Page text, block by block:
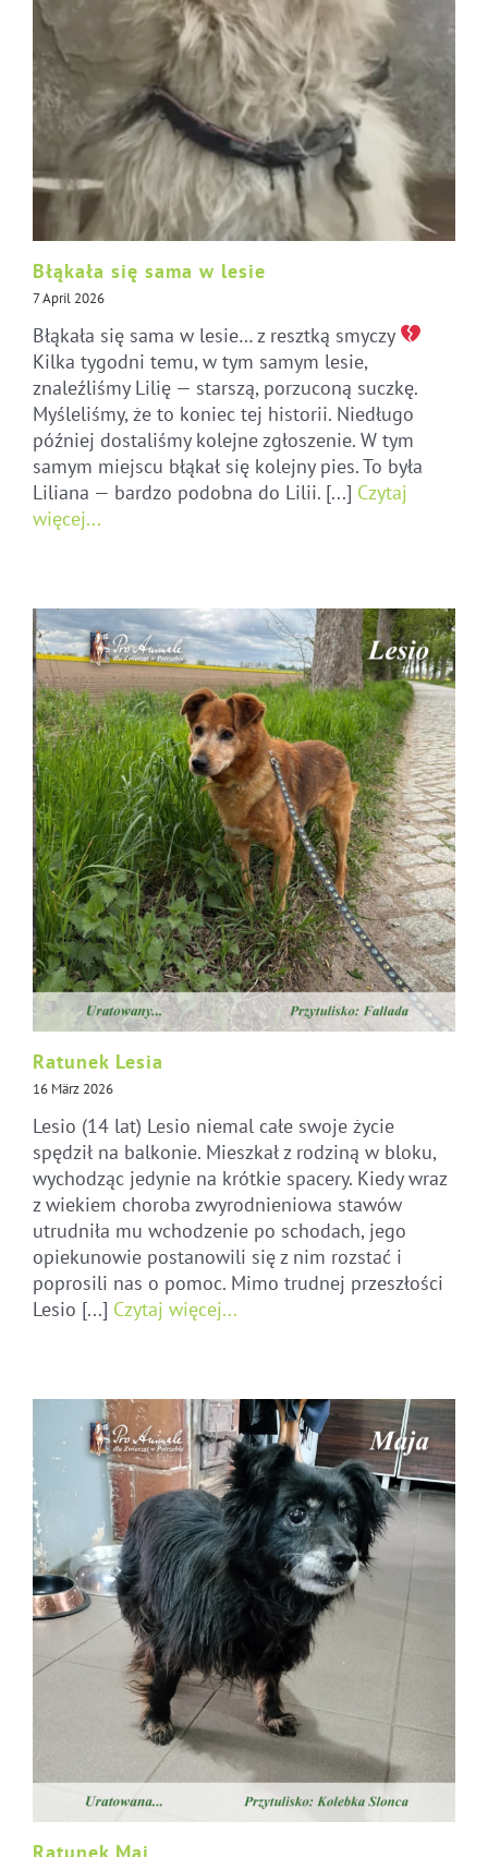
Błąkała się sama w lesie
7 April 2026
Błąkała się sama w lesie… z resztką smyczy
Kilka tygodni temu, w tym samym lesie,
znaleźliśmy Lilię — starszą, porzuconą suczkę.
Myśleliśmy, że to koniec tej historii. Niedługo
później dostaliśmy kolejne zgłoszenie. W tym
samym miejscu błąkał się kolejny pies. To była
Liliana — bardzo podobna do Lilii. [...] Czytaj
więcej...
Ratunek Lesia
16 März 2026
Lesio (14 lat) Lesio niemal całe swoje życie
spędził na balkonie. Mieszkał z rodziną w bloku,
wychodząc jedynie na krótkie spacery. Kiedy wraz
z wiekiem choroba zwyrodnieniowa stawów
utrudniła mu wchodzenie po schodach, jego
opiekunowie postanowili się z nim rozstać i
poprosili nas o pomoc. Mimo trudnej przeszłości
Lesio [...] Czytaj więcej...
Ratunek Mai